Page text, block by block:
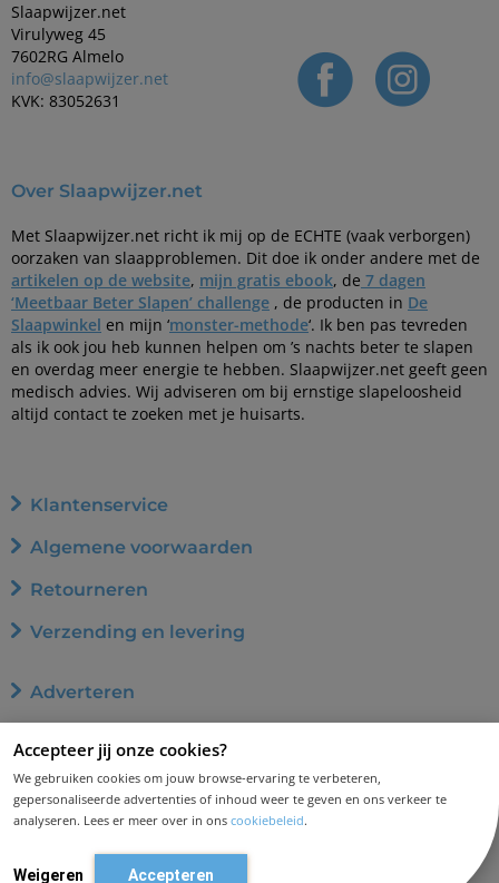
Accepteer jij onze cookies?
We gebruiken cookies om jouw browse-ervaring te verbeteren,
gepersonaliseerde advertenties of inhoud weer te geven en ons verkeer te
analyseren. Lees er meer over in ons cookiebeleid.
Weigeren Accepteren
Slaapwijzer.net
Virulyweg 45
7602RG Almelo
info@slaapwijzer.net
KVK: 83052631
Over Slaapwijzer.net
Met Slaapwijzer.net richt ik mij op de ECHTE (vaak verborgen)
oorzaken van slaapproblemen. Dit doe ik onder andere met de
artikelen op de website, mijn gratis ebook, de 7 dagen
‘Meetbaar Beter Slapen’ challenge , de producten in De
Slaapwinkel en mijn ‘monster-methode‘. Ik ben pas tevreden
als ik ook jou heb kunnen helpen om ’s nachts beter te slapen
en overdag meer energie te hebben. Slaapwijzer.net geeft geen
medisch advies. Wij adviseren om bij ernstige slapeloosheid
altijd contact te zoeken met je huisarts.
Klantenservice
Algemene voorwaarden
Retourneren
Verzending en levering
Adverteren
Privacybeleid
Cookiebeleid
Disclaimer en aansprakelijkheid